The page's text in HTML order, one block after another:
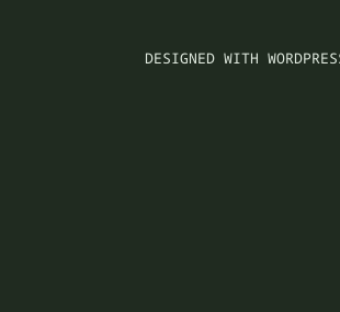
DESIGNED WITH